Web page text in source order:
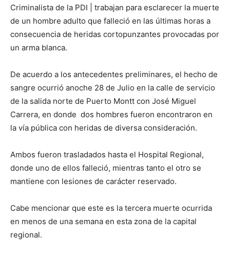
Criminalista de la PDI | trabajan para esclarecer la muerte
de un hombre adulto que falleció en las últimas horas a
consecuencia de heridas cortopunzantes provocadas por
un arma blanca.
De acuerdo a los antecedentes preliminares, el hecho de
sangre ocurrió anoche 28 de Julio en la calle de servicio
de la salida norte de Puerto Montt con José Miguel
Carrera, en donde dos hombres fueron encontraron en
la vía pública con heridas de diversa consideración.
Ambos fueron trasladados hasta el Hospital Regional,
donde uno de ellos falleció, mientras tanto el otro se
mantiene con lesiones de carácter reservado.
Cabe mencionar que este es la tercera muerte ocurrida
en menos de una semana en esta zona de la capital
regional.